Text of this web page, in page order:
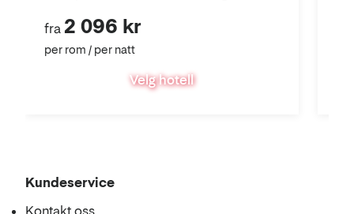
fra 2 096 kr
per rom / per natt
Velg hotell
Kundeservice
Kontakt oss